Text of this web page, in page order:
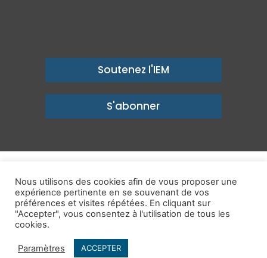
Soutenez l'IEM
S'abonner
un avenir prospère
Mentions légales-Politique de confidentialité-Contact
Publications
Nous utilisons des cookies afin de vous proposer une
expérience pertinente en se souvenant de vos
préférences et visites répétées. En cliquant sur
"Accepter", vous consentez à l'utilisation de tous les
cookies.
Paramètres ACCEPTER